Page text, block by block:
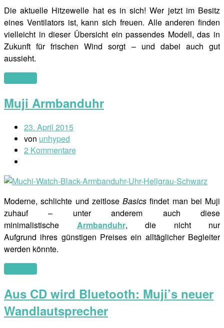
Die aktuelle Hitzewelle hat es in sich! Wer jetzt im Besitz
eines Ventilators ist, kann sich freuen. Alle anderen finden
vielleicht in dieser Übersicht ein passendes Modell, das in
Zukunft für frischen Wind sorgt – und dabei auch gut
aussieht.
Muji Armbanduhr
23. April 2015
von unhyped
2 Kommentare
Moderne, schlichte und zeitlose Basics findet man bei Muji
zuhauf – unter anderem auch diese
minimalistische Armbanduhr, die nicht nur
Aufgrund ihres günstigen Preises ein alltäglicher Begleiter
werden könnte.
Aus CD wird Bluetooth: Muji’s neuer
Wandlautsprecher